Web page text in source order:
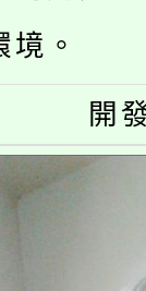
惠，
能研
造教
研習
生活
農教
。
開